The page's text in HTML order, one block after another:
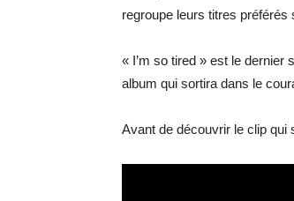
regroupe leurs titres préférés
« I’m so tired » est le dernier
album qui sortira dans le
Avant de découvrir le clip qui